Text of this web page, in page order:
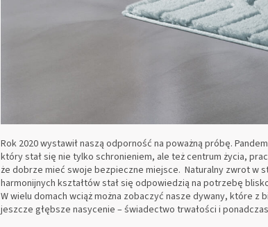
Rok 2020 wystawił naszą odporność na poważną próbę.
który stał się nie tylko schronieniem, ale też centrum życia,
że dobrze mieć swoje bezpieczne miejsce. Naturalny zwrot w
harmonijnych kształtów stał się odpowiedzią na potrzebę
W wielu domach wciąż można zobaczyć nasze dywany, które z
jeszcze głębsze nasycenie – świadectwo trwałości i